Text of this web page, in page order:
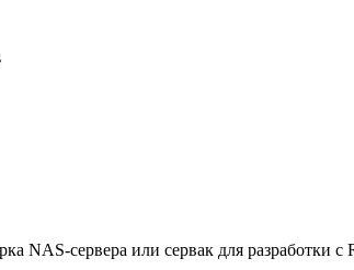
NAS-сервера или сервак для разработки